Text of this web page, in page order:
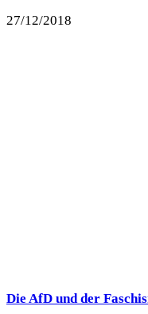
27/12/2018
Die AfD und der